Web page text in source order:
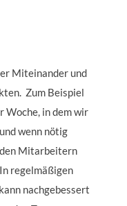
Miteinander und
Zum Beispiel
Woche, in dem wir
wenn nötig
den Mitarbeitern
regelmäßigen
nachgebessert